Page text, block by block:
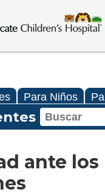
Para Niños
ante los